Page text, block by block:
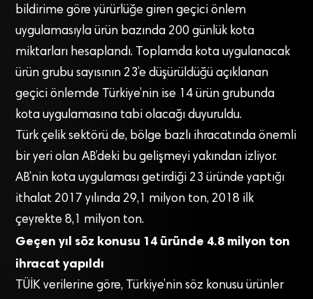
bildirime göre yürürlüğe giren geçici önlem
uygulamasıyla ürün bazında 200 günlük kota
miktarları hesaplandı. Toplamda kota uygulanacak
ürün grubu sayısının 23’e düşürüldüğü açıklanan
geçici önlemde Türkiye’nin ise 14 ürün grubunda
kota uygulamasına tabi olacağı duyuruldu.
Türk çelik sektörü de, bölge bazlı ihracatında önemli
bir yeri olan AB’deki bu gelişmeyi yakından izliyor.
AB’nin kota uygulaması getirdiği 23 üründe yaptığı
ithalat 2017 yılında 29,1 milyon ton, 2018 ilk
çeyrekte 8,1 milyon ton.
Geçen yıl söz konusu 14 üründe 4.8 milyon ton
ihracat yapıldı
TÜİK verilerine göre, Türkiye’nin söz konusu ürünler